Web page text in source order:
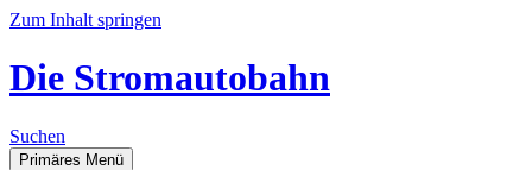
Zum Inhalt springen
Die Stromautobahn
Suchen
Primäres Menü